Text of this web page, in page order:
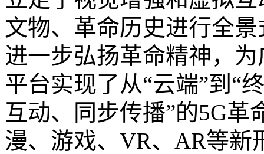
文物、革命历史进行全
进一步弘扬革命精神，
平台实现了从“云端”到“
互动、同步传播”的5G
漫、游戏、VR、AR等新